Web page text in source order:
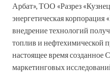
Арбат», ТОО «Разрез
энергетическая корпорация
внедрение технологий
топлив и нефтехимической
настоящее время созданное
маркетинговых